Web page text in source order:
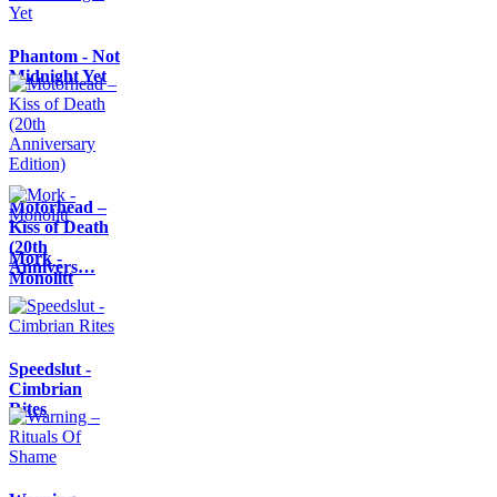
Phantom - Not
Midnight Yet
Motörhead –
Kiss of Death
(20th
Annivers…
Mork -
Monolitt
Speedslut -
Cimbrian
Rites